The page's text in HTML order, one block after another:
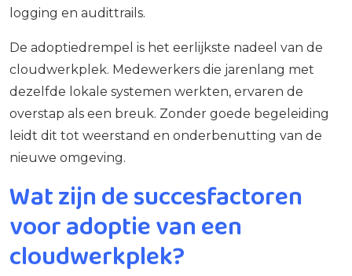
logging en audittrails.
De adoptiedrempel is het eerlijkste nadeel van de
cloudwerkplek. Medewerkers die jarenlang met
dezelfde lokale systemen werkten, ervaren de
overstap als een breuk. Zonder goede begeleiding
leidt dit tot weerstand en onderbenutting van de
nieuwe omgeving.
Wat zijn de succesfactoren
voor adoptie van een
cloudwerkplek?